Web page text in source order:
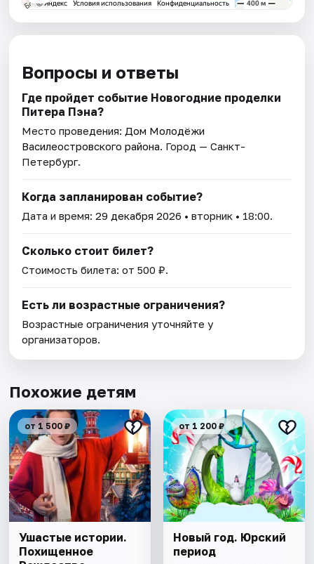
Вопросы и ответы
Где пройдет событие Новогодние проделки
Питера Пэна?
Место проведения: Дом Молодёжи
Василеостровского района. Город — Санкт-
Петербург.
Когда запланирован событие?
Дата и время:29 декабря 2026 • вторник • 18:00.
Сколько стоит билет?
Стоимость билета: от 500 ₽.
Есть ли возрастные ограничения?
Возрастные ограничения уточняйте у
организаторов.
Похожие детям
от 1 500 ₽
Ушастые истории.
Похищенное
от 1 200 ₽
Новый год. Юрский
период